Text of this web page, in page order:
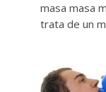
masa masa
trata de un